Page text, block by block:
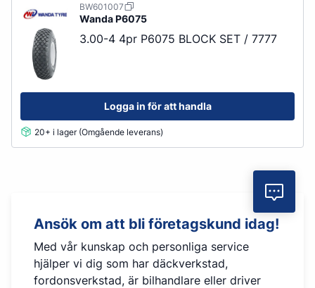
BW601007
WandaP6075
3.00-4 4pr P6075 BLOCK SET / 7777
Logga in för att handla
20+ i lager (Omgående leverans)
Ansök om att bli företagskund idag!
Med vår kunskap och personliga service
hjälper vi dig som har däckverkstad,
fordonsverkstad, är bilhandlare eller driver